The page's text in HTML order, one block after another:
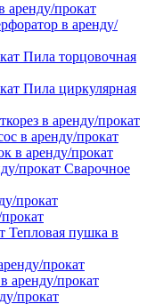
прокат
в аренду/
Пила торцовочная
Пила циркулярная
в аренду/прокат
в аренду/прокат
в аренду/прокат
Сварочное
Тепловая пушка в
прокат
аренду/прокат